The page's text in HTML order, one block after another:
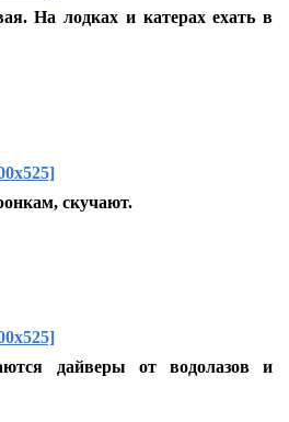
На лодках и катерах ехать в
скучают.
дайверы от водолазов и